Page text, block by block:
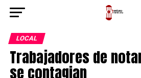
LOCAL
Trabajadores de
se contagian